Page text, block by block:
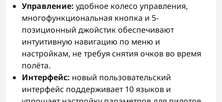
Управление: удобное колесо управления,
многофункциональная кнопка и 5-
позиционный джойстик обеспечивают
интуитивную навигацию по меню и
настройкам, не требуя снятия очков во время
полёта.
Интерфейс: новый пользовательский
интерфейс поддерживает 10 языков и